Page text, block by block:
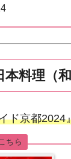
本料理（
ド京都2024